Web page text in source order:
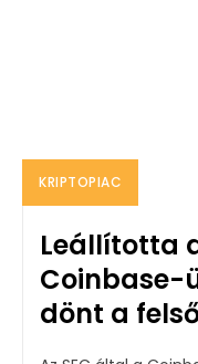
KRIPTOPIAC
Leállította
Coinbase-
dönt a